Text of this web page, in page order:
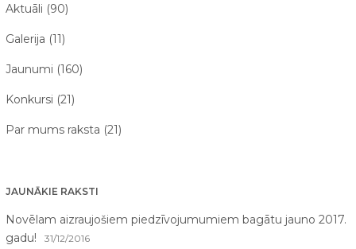
Aktuāli (90)
Galerija (11)
Jaunumi (160)
Konkursi (21)
Par mums raksta (21)
JAUNĀKIE RAKSTI
Novēlam aizraujošiem piedzīvojumumiem bagātu jauno 2017.
gadu!
31/12/2016